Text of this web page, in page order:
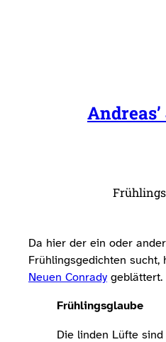
Da hier der ein oder
Frühlingsgedichten sucht,
Neuen Conrady 
Frühlingsglaube
Die linden Lüfte sind